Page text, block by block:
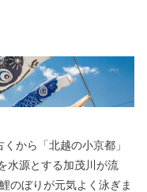
から「北越の小京都」
のぼりが元気よく泳ぎま